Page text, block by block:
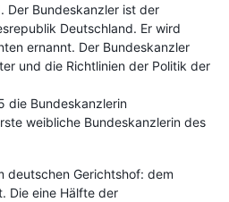
Der Bundeskanzler ist der
Deutschland. Er wird
ernannt. Der Bundeskanzler
und die Richtlinien der Politik der
die Bundeskanzlerin
weibliche Bundeskanzlerin des
deutschen Gerichtshof: dem
Die eine Hälfte der